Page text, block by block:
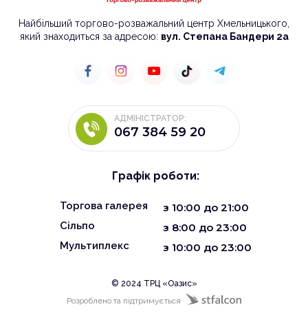
Найбільший торгово-розважальний центр Хмельницького,
який знаходиться за адресою: вул. Степана Бандери 2а
АДМІНІСТРАТОР:
067 384 59 20
Графік роботи:
Торгова галерея з 10:00 до 21:00
Сільпо з 8:00 до 23:00
Мультиплекс з 10:00 до 23:00
© 2024 ТРЦ «Оазис»
Розроблено та підтримується